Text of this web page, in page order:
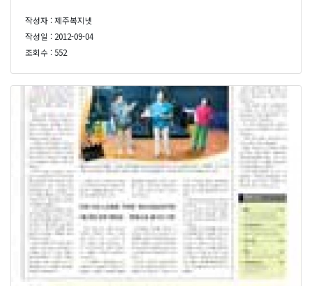
작성자 : 제주복지넷
작성일 : 2012-09-04
조회수 : 552